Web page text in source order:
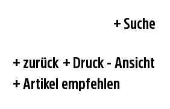
Suche
zurück
Druck - Ansicht
Artikel empfehlen